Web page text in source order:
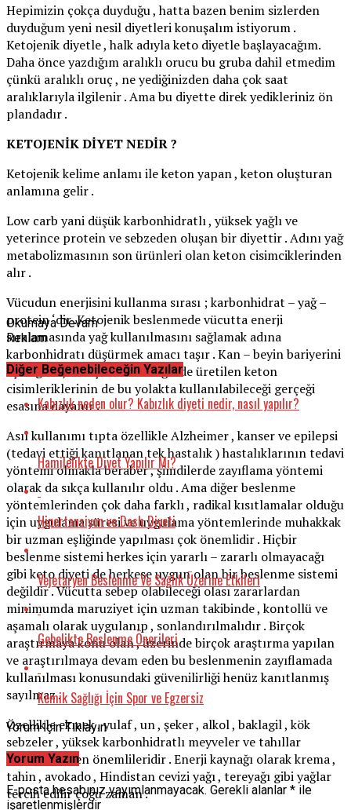
Hepimizin çokça duyduğu , hatta bazen benim sizlerden
duyduğum yeni nesil diyetleri konuşalım istiyorum .
Ketojenik diyetle , halk adıyla keto diyetle başlayacağım.
Daha önce yazdığım aralıklı orucu bu gruba dahil etmedim
çünkü aralıklı oruç , ne yediğinizden daha çok saat
aralıklarıyla ilgilenir . Ama bu diyette direk yedikleriniz ön
plandadır .
KETOJENİK DİYET NEDİR ?
Ketojenik kelime anlamı ile keton yapan , keton oluşturan
anlamına gelir .
Low carb yani düşük karbonhidratlı , yüksek yağlı ve
yeterince protein ve sebzeden oluşan bir diyettir . Adını yağ
metabolizmasının son ürünleri olan keton cisimciklerinden
alır .
Vücudun enerjisini kullanma sırası ; karbonhidrat – yağ –
protein ‘dir .Ketojenik beslenmede vücutta enerji
sıralamasında yağ kullanılmasını sağlamak adına
karbonhidratı düşürmek amacı taşır . Kan – beyin bariyerini
aşan glikojen dışında karaciğerde üretilen keton
cisimleriklerinin de bu yolakta kullanılabileceği gerçeği
esasına dayanır .
Asıl kullanımı tıpta özellikle Alzheimer , kanser ve epilepsi
(tedavi ettiği kanıtlanan tek hastalık ) hastalıklarının tedavi
yöntemi olmakla beraber , şimdilerde zayıflama yöntemi
olarak da sıkça kullanılır oldu . Ama diğer beslenme
yöntemlerinden çok daha farklı , radikal kısıtlamalar olduğu
için uygulama süresi ve uygulama yöntemlerinde muhakkak
bir uzman eşliğinde yapılması çok önemlidir . Hiçbir
beslenme sistemi herkes için yararlı – zararlı olmayacağı
gibi keto diyeti de herkese uygun olan bir beslenme sistemi
değildir . Vücutta sebep olabileceği olası zararlardan
minimumda maruziyet için uzman takibinde , kontollü ve
aşamalı olarak uygulanıp , sonlandırılmalıdır . Birçok
araştırmaya konu olan , üzerinde birçok araştırma yapılan
ve araştırılmaya devam eden bu beslenmenin zayıflamada
kullanılması konusundaki güvenilirliği henüz kanıtlanmış
sayılmaz .
Özellikle ekmek , yulaf , un , şeker , alkol , baklagil , kök
sebzeler , yüksek karbonhidratlı meyveler ve tahıllar
yasaklıların en önemlileridir . Enerji kaynağı olarak krema ,
tahin , avokado , Hindistan cevizi yağı , tereyağı gibi yağlar
tercih edilir çoğu zaman .
Okumaya Devam
Reklam
Diğer Beğenebileceğin Yazılar
Kabızlık neden olur? Kabızlık diyeti nedir, nasıl yapılır?
Hamilelikte Diyet Yapılır Mı?
Hipertansiyon ve Dash Diyeti
Vejetaryen Beslenme Ve Sağlık Üzerine Etkileri
Gebelikte Beslenme Önerileri
Kemik Sağlığı İçin Spor ve Egzersiz
Yorum İçin Tıklayın
Yorum Yazın
E-posta hesabınız yayımlanmayacak. Gerekli alanlar * ile
işaretlenmişlerdir